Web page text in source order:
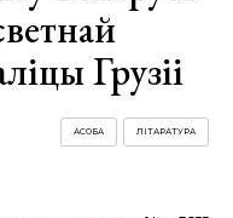
Грузіі
ЛІТАРАТУРА
АСОБА